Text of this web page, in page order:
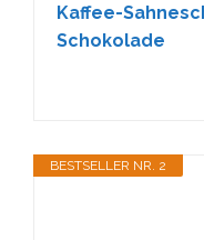
Kaffee-
Schokolade
BESTSELLER NR. 2